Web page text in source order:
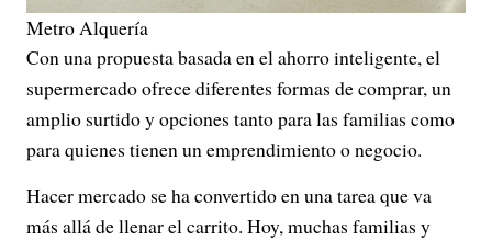
Metro Alquería
Con una propuesta basada en el ahorro inteligente, el
supermercado ofrece diferentes formas de comprar, un
amplio surtido y opciones tanto para las familias como
para quienes tienen un emprendimiento o negocio.
Hacer mercado se ha convertido en una tarea que va
más allá de llenar el carrito. Hoy, muchas familias y